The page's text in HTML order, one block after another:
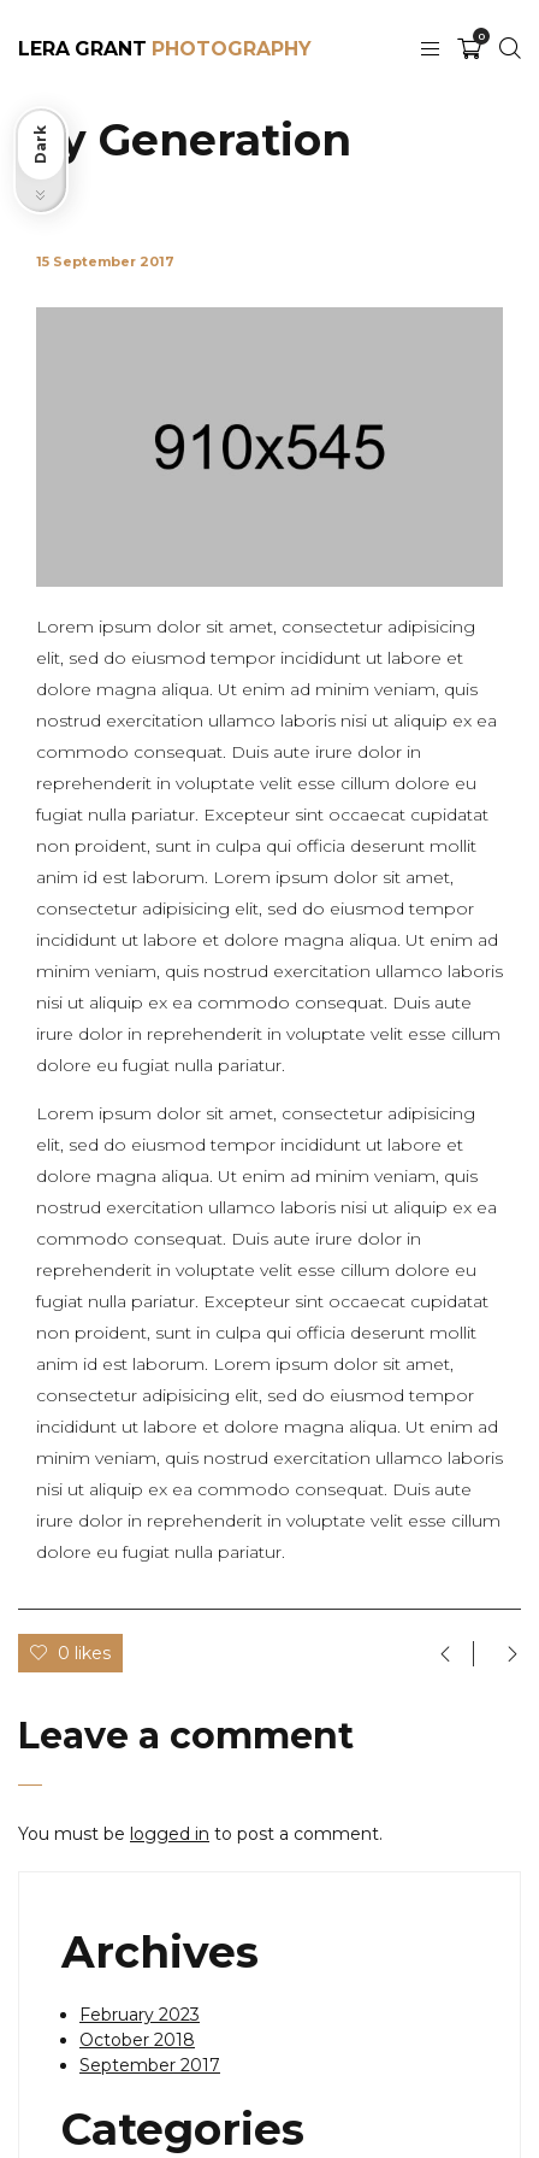
LERA GRANT
0
My Generation
15 September 2017
Lorem ipsum dolor sit amet, consectetur adipisicing
elit, sed do eiusmod tempor incididunt ut labore et
dolore magna aliqua. Ut enim ad minim veniam, quis
nostrud exercitation ullamco laboris nisi ut aliquip ex ea
commodo consequat. Duis aute irure dolor in
reprehenderit in voluptate velit esse cillum dolore eu
fugiat nulla pariatur. Excepteur sint occaecat cupidatat
non proident, sunt in culpa qui officia deserunt mollit
anim id est laborum. Lorem ipsum dolor sit amet,
consectetur adipisicing elit, sed do eiusmod tempor
incididunt ut labore et dolore magna aliqua. Ut enim ad
minim veniam, quis nostrud exercitation ullamco laboris
nisi ut aliquip ex ea commodo consequat. Duis aute
irure dolor in reprehenderit in voluptate velit esse cillum
dolore eu fugiat nulla pariatur.
Lorem ipsum dolor sit amet, consectetur adipisicing
elit, sed do eiusmod tempor incididunt ut labore et
dolore magna aliqua. Ut enim ad minim veniam, quis
nostrud exercitation ullamco laboris nisi ut aliquip ex ea
commodo consequat. Duis aute irure dolor in
reprehenderit in voluptate velit esse cillum dolore eu
fugiat nulla pariatur. Excepteur sint occaecat cupidatat
non proident, sunt in culpa qui officia deserunt mollit
anim id est laborum. Lorem ipsum dolor sit amet,
consectetur adipisicing elit, sed do eiusmod tempor
incididunt ut labore et dolore magna aliqua. Ut enim ad
minim veniam, quis nostrud exercitation ullamco laboris
nisi ut aliquip ex ea commodo consequat. Duis aute
irure dolor in reprehenderit in voluptate velit esse cillum
dolore eu fugiat nulla pariatur.
0 likes
Leave a comment
You must be logged in to post a comment.
Archives
February 2023
October 2018
September 2017
Categories
Light
Dark